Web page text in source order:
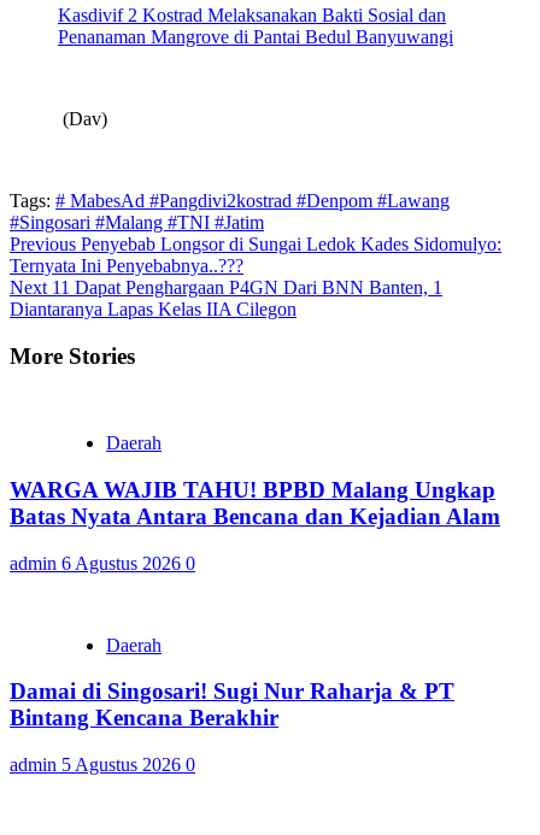
Kasdivif 2 Kostrad Melaksanakan Bakti Sosial dan
Penanaman Mangrove di Pantai Bedul Banyuwangi
(Dav)
Tags: # MabesAd #Pangdivi2kostrad #Denpom #Lawang
#Singosari #Malang #TNI #Jatim
Continue
Reading
Previous Penyebab Longsor di Sungai Ledok Kades Sidomulyo:
Ternyata Ini Penyebabnya..???
Next 11 Dapat Penghargaan P4GN Dari BNN Banten, 1
Diantaranya Lapas Kelas IIA Cilegon
More Stories
Daerah
WARGA WAJIB TAHU! BPBD Malang Ungkap
Batas Nyata Antara Bencana dan Kejadian Alam
admin 6 Agustus 2026 0
Daerah
Damai di Singosari! Sugi Nur Raharja & PT
Bintang Kencana Berakhir
admin 5 Agustus 2026 0